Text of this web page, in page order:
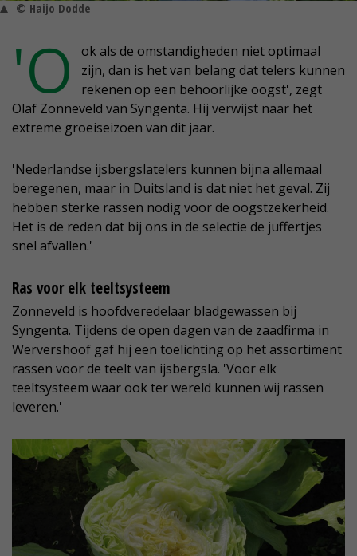
© Haijo Dodde
'O
ok als de omstandigheden niet optimaal
zijn, dan is het van belang dat telers kunnen
rekenen op een behoorlijke oogst', zegt
Olaf Zonneveld van Syngenta. Hij verwijst naar het
extreme groeiseizoen van dit jaar.
'Nederlandse ijsbergslatelers kunnen bijna allemaal
beregenen, maar in Duitsland is dat niet het geval. Zij
hebben sterke rassen nodig voor de oogstzekerheid.
Het is de reden dat bij ons in de selectie de juffertjes
snel afvallen.'
Ras voor elk teeltsysteem
Zonneveld is hoofdveredelaar bladgewassen bij
Syngenta. Tijdens de open dagen van de zaadfirma in
Wervershoof gaf hij een toelichting op het assortiment
rassen voor de teelt van ijsbergsla. 'Voor elk
teeltsysteem waar ook ter wereld kunnen wij rassen
leveren.'